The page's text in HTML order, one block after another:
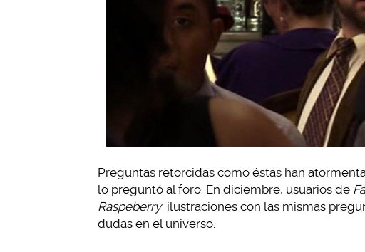
Preguntas retorcidas como éstas han
lo preguntó al foro. En diciembre, usuarios de
Raspeberry ilustraciones con las mismas
dudas en el universo.